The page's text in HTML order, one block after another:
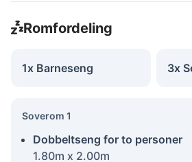
Romfordeling
1x Barneseng 3x
Soverom 1
Dobbeltseng for to personer
1.80m x 2.00m